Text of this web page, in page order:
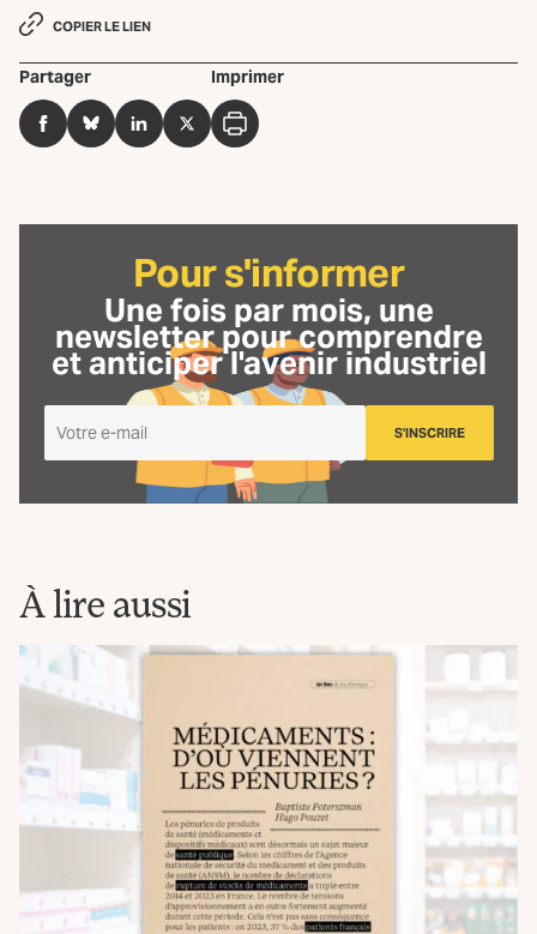
COPIER LE LIEN
Partager
FacebookBlueSkyLinkedInTwitter
Imprimer
Imprimer
Pour s'informer
Une fois par mois, une
newsletterpour comprendre
et anticiper l'avenir industriel
m'inscris
à
S'INSCRIRE
À lire aussi